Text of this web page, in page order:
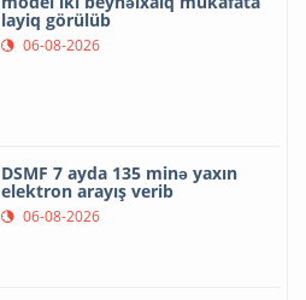
layiq görülüb
06-08-2026
DSMF 7 ayda 135 minə yaxın
elektron arayış verib
06-08-2026